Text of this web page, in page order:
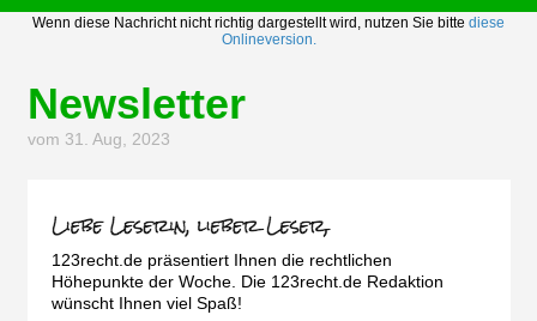
Wenn diese Nachricht nicht richtig dargestellt wird, nutzen Sie bitte diese
Onlineversion.
Newsletter
vom 31. Aug, 2023
123recht.de präsentiert Ihnen die rechtlichen
Höhepunkte der Woche. Die 123recht.de Redaktion
wünscht Ihnen viel Spaß!